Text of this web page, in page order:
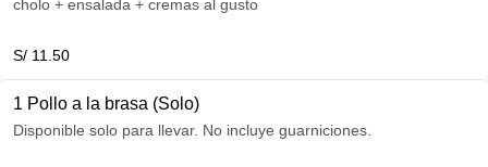
cholo + ensalada + cremas al gusto
S/ 11.50
1 Pollo a la brasa (Solo)
Disponible solo para llevar. No incluye guarniciones.